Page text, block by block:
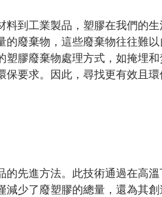
到工業製品，塑膠在我們的
廢棄物，這些廢棄物往往難
膠廢棄物處理方式，如掩埋
要求。因此，尋找更有效且
先進方法。此技術通過在高
少了廢塑膠的總量，還為其